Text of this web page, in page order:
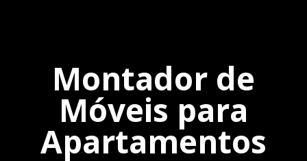
Montador de
Móveis para
Apartamentos